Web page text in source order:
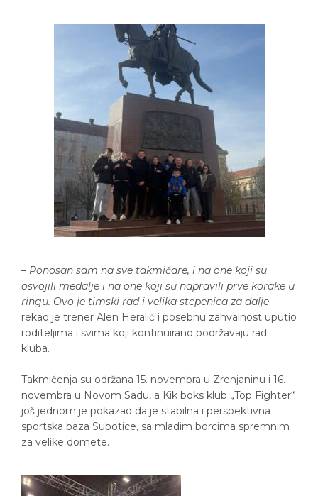
– Ponosan sam na sve takmičare, i na one koji su
osvojili medalje i na one koji su napravili prve korake u
ringu. Ovo je timski rad i velika stepenica za dalje –
rekao je trener Alen Heralić i posebnu zahvalnost uputio
roditeljima i svima koji kontinuirano podržavaju rad
kluba.
Takmičenja su održana 15. novembra u Zrenjaninu i 16.
novembra u Novom Sadu, a Kik boks klub „Top Fighter“
još jednom je pokazao da je stabilna i perspektivna
sportska baza Subotice, sa mladim borcima spremnim
za velike domete.